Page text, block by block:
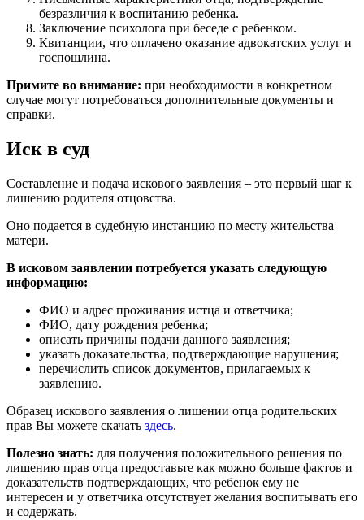
безразличия к воспитанию ребенка.
Заключение психолога при беседе с ребенком.
Квитанции, что оплачено оказание адвокатских услуг и
госпошлина.
Примите во внимание: при необходимости в конкретном
случае могут потребоваться дополнительные документы и
справки.
Иск в суд
Составление и подача искового заявления – это первый шаг к
лишению родителя отцовства.
Оно подается в судебную инстанцию по месту жительства
матери.
В исковом заявлении потребуется указать следующую
информацию:
ФИО и адрес проживания истца и ответчика;
ФИО, дату рождения ребенка;
описать причины подачи данного заявления;
указать доказательства, подтверждающие нарушения;
перечислить список документов, прилагаемых к
заявлению.
Образец искового заявления о лишении отца родительских
прав Вы можете скачать здесь.
Полезно знать: для получения положительного решения по
лишению прав отца предоставьте как можно больше фактов и
доказательств подтверждающих, что ребенок ему не
интересен и у ответчика отсутствует желания воспитывать его
и содержать.